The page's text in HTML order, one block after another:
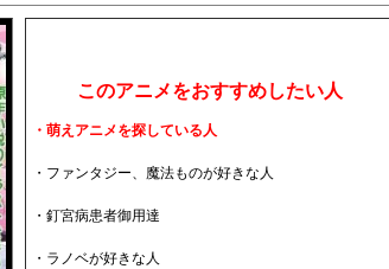
このアニメをおすすめしたい人
・萌えアニメを探している人
・ファンタジー、魔法ものが好きな人
・釘宮病患者御用達
・ラノベが好きな人